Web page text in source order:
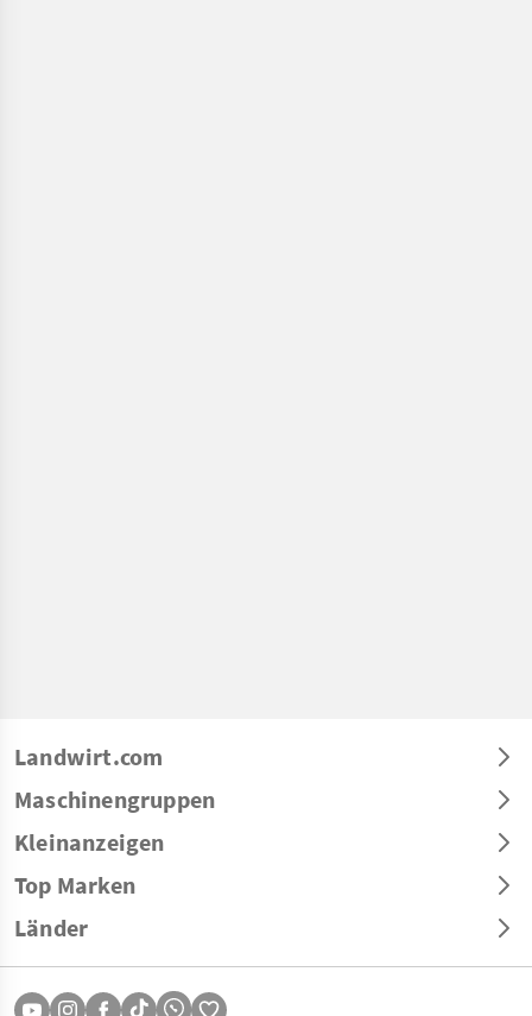
Landwirt.com
Maschinengruppen
Kleinanzeigen
Top Marken
Länder